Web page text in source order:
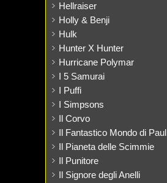
Hellraiser
Holly & Benji
Hulk
Hunter X Hunter
Hurricane Polymar
I 5 Samurai
I Puffi
I Simpsons
Il Corvo
Il Fantastico Mondo di Paul
Il Pianeta delle Scimmie
Il Punitore
Il Signore degli Anelli